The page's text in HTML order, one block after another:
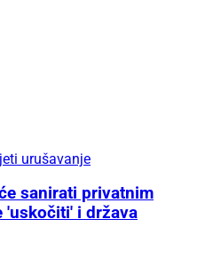
urušavanje
sanirati privatnim
'uskočiti' i država